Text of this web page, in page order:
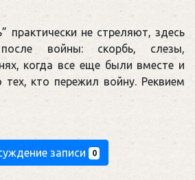
практически не стреляют, здесь
войны: скорбь, слезы,
когда все еще были вместе и
тех, кто пережил войну. Реквием
записи 0